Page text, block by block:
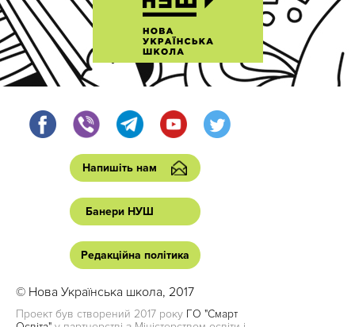
Напишіть нам
Банери НУШ
Редакційна політика
© Нова Українська школа, 2017
Проект був створений 2017 року ГО "Смарт